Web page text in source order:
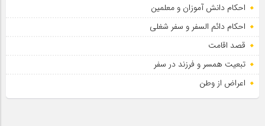
احکام دانش آموزان و معلمین
احکام دائم السفر و سفر شغلی
قصد اقامت
تبعیت همسر و فرزند در سفر
اعراض از وطن